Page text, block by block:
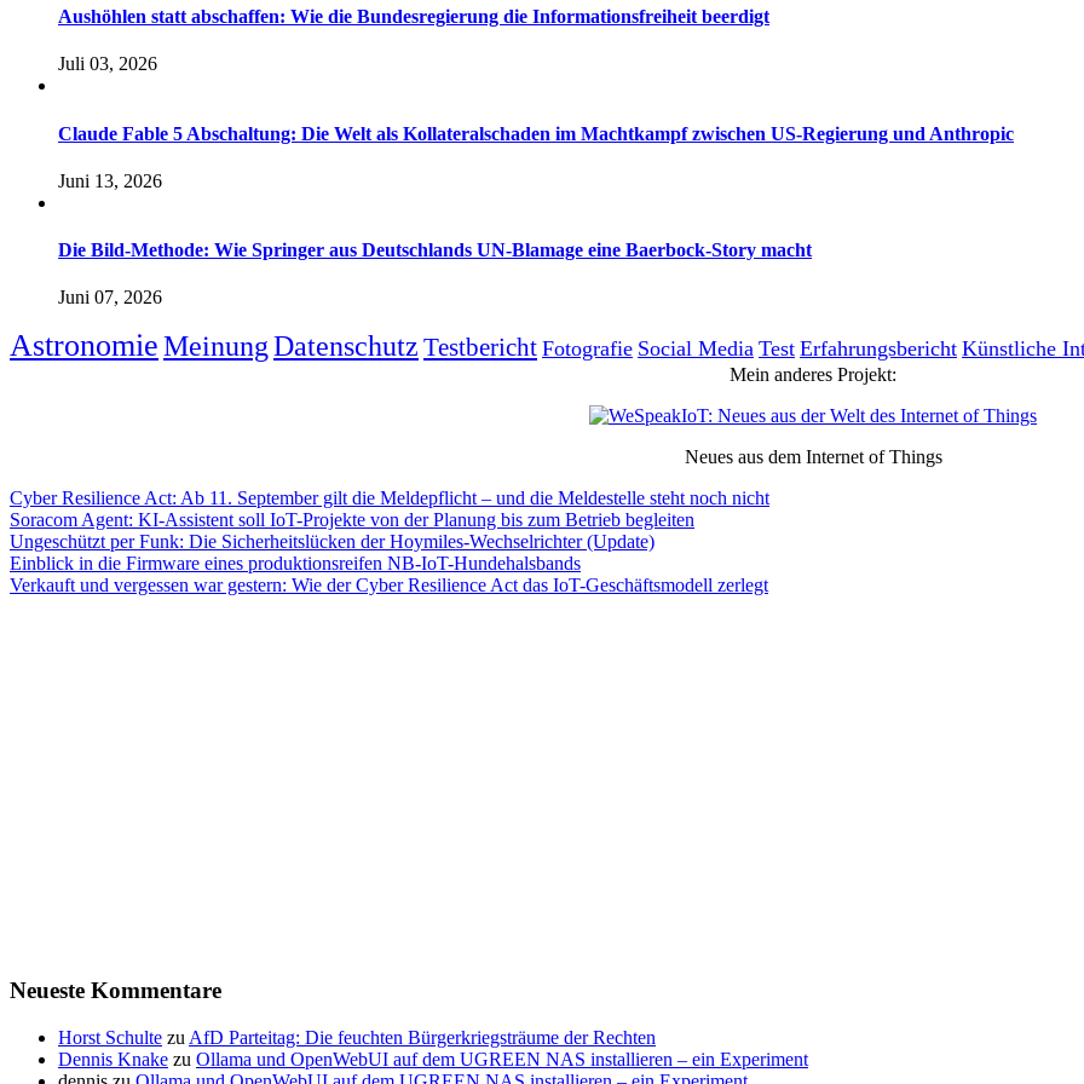
Aushöhlen statt abschaffen: Wie die Bundesregierung die Informationsfreiheit beerdigt
Juli 03, 2026
Claude Fable 5 Abschaltung: Die Welt als Kollateralschaden im Machtkampf zwischen US-Regierung und Anthropic
Juni 13, 2026
Die Bild-Methode: Wie Springer aus Deutschlands UN-Blamage eine Baerbock-Story macht
Juni 07, 2026
AstronomieMeinungDatenschutz Testbericht Fotografie Social Media Test Erfahrungsbericht Künstliche
Mein anderes Projekt:
Neues aus dem Internet of Things
Cyber Resilience Act: Ab 11. September gilt die Meldepflicht – und die Meldestelle steht noch nicht
Soracom Agent: KI-Assistent soll IoT-Projekte von der Planung bis zum Betrieb begleiten
Ungeschützt per Funk: Die Sicherheitslücken der Hoymiles-Wechselrichter (Update)
Einblick in die Firmware eines produktionsreifen NB-IoT-Hundehalsbands
Verkauft und vergessen war gestern: Wie der Cyber Resilience Act das IoT-Geschäftsmodell zerlegt
Neueste Kommentare
Horst Schulte zu AfD Parteitag: Die feuchten Bürgerkriegsträume der Rechten
Dennis Knake zu Ollama und OpenWebUI auf dem UGREEN NAS installieren – ein Experiment